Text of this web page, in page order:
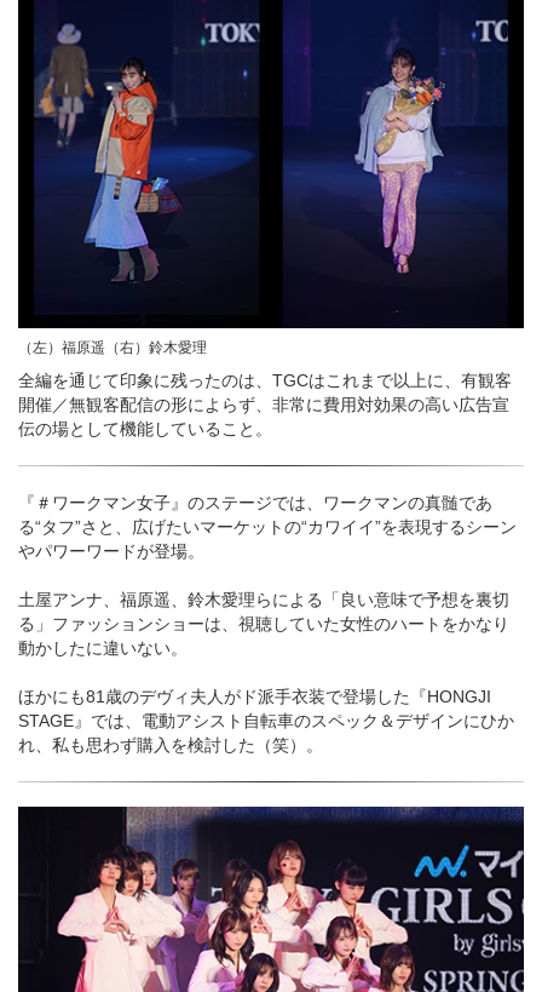
（左）福原遥（右）鈴木愛理
全編を通じて印象に残ったのは、TGCはこれまで以上に、有観客
開催／無観客配信の形によらず、非常に費用対効果の高い広告宣
伝の場として機能していること。
『＃ワークマン女子』のステージでは、ワークマンの真髄であ
る“タフ”さと、広げたいマーケットの“カワイイ”を表現するシーン
やパワーワードが登場。
土屋アンナ、福原遥、鈴木愛理らによる「良い意味で予想を裏切
る」ファッションショーは、視聴していた女性のハートをかなり
動かしたに違いない。
ほかにも81歳のデヴィ夫人がド派手衣装で登場した『HONGJI
STAGE』では、電動アシスト自転車のスペック＆デザインにひか
れ、私も思わず購入を検討した（笑）。